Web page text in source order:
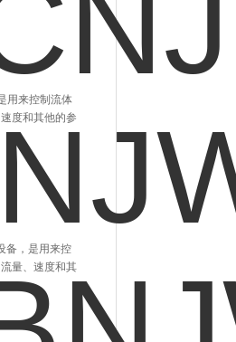
用来控制流体
度和其他的参
备，是用来控
量、速度和其